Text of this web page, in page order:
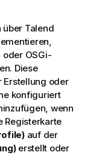
über Talend
OSGi-
Diese
Erstellung oder
konfiguriert
wenn
Registerkarte
auf der
erstellt oder